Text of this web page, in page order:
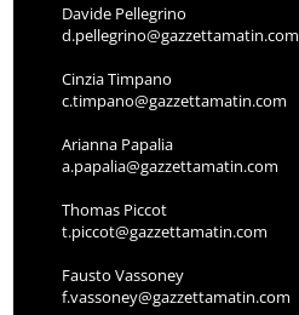
Davide Pellegrino
d.pellegrino@gazzettamatin.com
Cinzia Timpano
c.timpano@gazzettamatin.com
Arianna Papalia
a.papalia@gazzettamatin.com
Thomas Piccot
t.piccot@gazzettamatin.com
Fausto Vassoney
f.vassoney@gazzettamatin.com